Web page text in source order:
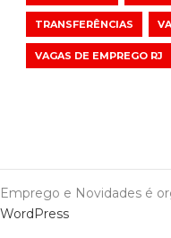
TRANSFERÊNCIAS
VAGAS DE EMPREGO RJ
Emprego e Novidades é
WordPress